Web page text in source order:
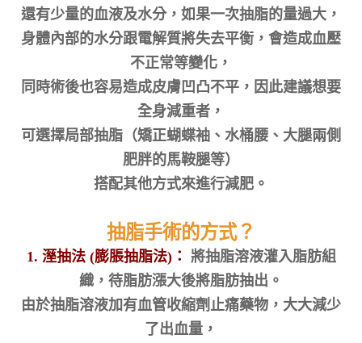
還有少量的血液及水分，如果一次抽脂的量過大，
身體內部的水分跟電解質將失去平衡，會造成血壓
不正常等變化，
同時術後也容易造成皮膚凹凸不平，因此建議想要
全身減重者，
可選擇局部抽脂（矯正蝴蝶袖、水桶腰、大腿兩側
肥胖的馬鞍腿等）
搭配其他方式來進行減肥。
抽脂手術的方式？
1. 溼抽法 (膨脹抽脂法)： 將抽脂溶液灌入脂肪組
織，待脂肪漲大後將脂肪抽出。
由於抽脂溶液加有血管收縮劑止痛藥物，大大減少
了出血量，